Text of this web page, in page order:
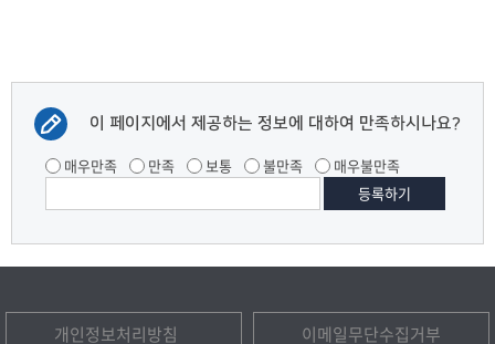
이 페이지에서 제공하는 정보에 대하여 만족하시나요?
매우만족 만족 보통 불만족 매우불만족
개인정보처리방침 이메일무단수집거부